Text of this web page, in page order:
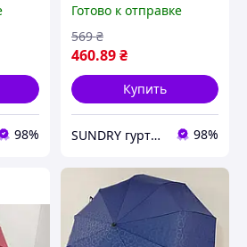
98%
ями и природой на
куполе антиветер
Готово к отправке
460.89₴
569 ₴
Купить
SUNDRY гуртово-роздрібний інтернет-магазин 98%